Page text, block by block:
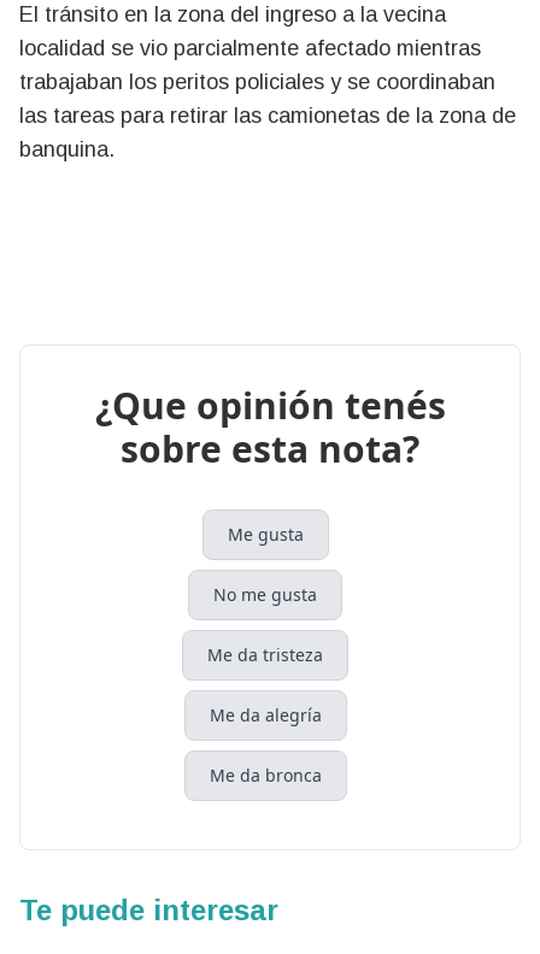
El tránsito en la zona del ingreso a la vecina
localidad se vio parcialmente afectado mientras
trabajaban los peritos policiales y se coordinaban
las tareas para retirar las camionetas de la zona de
banquina.
¿Que opinión tenés
sobre esta nota?
Me gusta
No me gusta
Me da tristeza
Me da alegría
Me da bronca
Te puede interesar